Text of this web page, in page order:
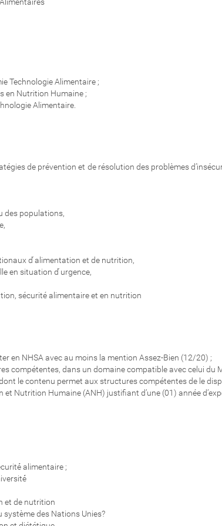
Technologie Alimentaire ;
en Nutrition Humaine ;
Alimentaire.
de prévention et de résolution des problèmes
des populations,
d ́alimentation et de nutrition,
en situation d ́urgence,
sécurité alimentaire et en nutrition
en NHSA avec au moins la mention Assez-Bien (12/20) ;
compétentes, dans un domaine compatible avec celui du
le contenu permet aux structures compétentes de le
Nutrition Humaine (ANH) justifiant d’une (01) année
alimentaire ;
et de nutrition
des Nations Unies?